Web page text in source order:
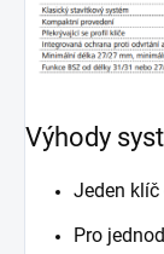
Výhody
Jeden klíč
Pro